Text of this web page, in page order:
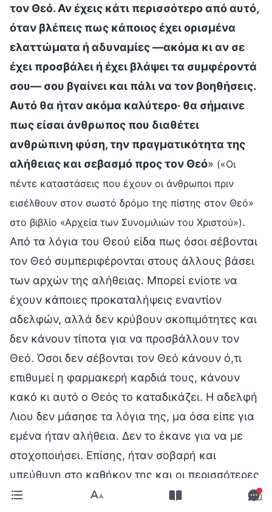
τον Θεό. Αν έχεις κάτι περισσότερο από αυτό,
όταν βλέπεις πως κάποιος έχει ορισμένα
ελαττώματα ή αδυναμίες —ακόμα κι αν σε
έχει προσβάλει ή έχει βλάψει τα συμφέροντά
σου— σου βγαίνει και πάλι να τον βοηθήσεις.
Αυτό θα ήταν ακόμα καλύτερο· θα σήμαινε
πως είσαι άνθρωπος που διαθέτει
ανθρώπινη φύση, την πραγματικότητα της
αλήθειας και σεβασμό προς τον Θεό» («Οι
πέντε καταστάσεις που έχουν οι άνθρωποι πριν
εισέλθουν στον σωστό δρόμο της πίστης στον Θεό»
στο βιβλίο «Αρχεία των Συνομιλιών του Χριστού»).
Από τα λόγια του Θεού είδα πως όσοι σέβονται
τον Θεό συμπεριφέρονται στους άλλους βάσει
των αρχών της αλήθειας. Μπορεί ενίοτε να
έχουν κάποιες προκαταλήψεις εναντίον
αδελφών, αλλά δεν κρύβουν σκοπιμότητες και
δεν κάνουν τίποτα για να προσβάλλουν τον
Θεό. Όσοι δεν σέβονται τον Θεό κάνουν ό,τι
επιθυμεί η φαρμακερή καρδιά τους, κάνουν
κακό κι αυτό ο Θεός το καταδικάζει. Η αδελφή
Λιου δεν μάσησε τα λόγια της, μα όσα είπε για
εμένα ήταν αλήθεια. Δεν το έκανε για να με
στοχοποιήσει. Επίσης, ήταν σοβαρή και
υπεύθυνη στο καθήκον της και οι περισσότερες
υποδείξεις της βοηθούσαν το έργο μας. Δεν